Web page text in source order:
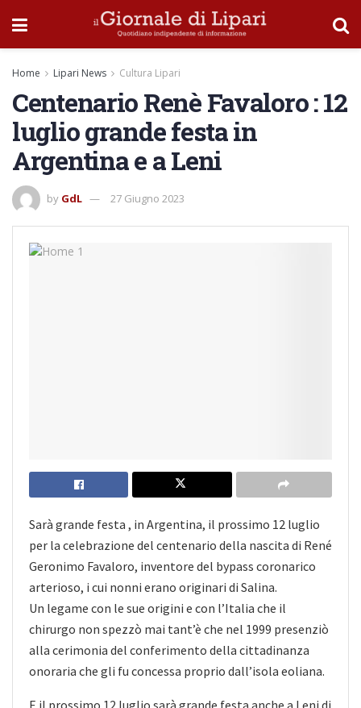
Home Lipari News Cultura Lipari
Centenario Renè Favaloro : 12
luglio grande festa in
Argentina e a Leni
by GdL 27 Giugno 2023
Sarà grande festa , in Argentina, il prossimo 12 luglio
per la celebrazione del centenario della nascita di René
Geronimo Favaloro, inventore del bypass coronarico
arterioso, i cui nonni erano originari di Salina.
Un legame con le sue origini e con l’Italia che il
chirurgo non spezzò mai tant’è che nel 1999 presenziò
alla cerimonia del conferimento della cittadinanza
onoraria che gli fu concessa proprio dall’isola eoliana.
E il prossimo 12 luglio sarà grande festa anche a Leni di